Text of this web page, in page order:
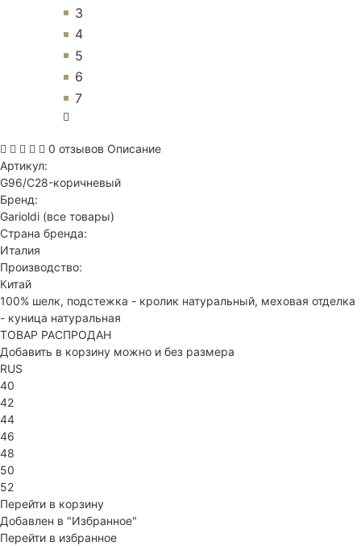
3
4
5
6
7
0 отзывов Описание
Артикул:
G96/C28-коричневый
Бренд:
Garioldi (все товары)
Страна бренда:
Италия
Производство:
Китай
100% шелк, подстежка - кролик натуральный, меховая отделка
- куница натуральная
ТОВАР РАСПРОДАН
Добавить в корзину можно и без размера
RUS
40
42
44
46
48
50
52
Перейти в корзину
Добавлен в "Избранное"
Перейти в избранное